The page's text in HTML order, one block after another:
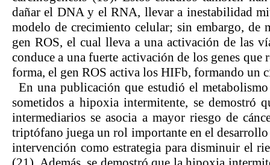
dañar el DNA y el RNA, llevar a inestabilidad
modelo de crecimiento celular; sin embargo, de
gen ROS, el cual lleva a una activación de las
conduce a una fuerte activación de los genes
forma, el gen ROS activa los HIFb, formando un
En una publicación que estudió el
sometidos a hipoxia intermitente, se demostró
intermediarios se asocia a mayor riesgo de
triptófano juega un rol importante en el
intervención como estrategia para disminuir el